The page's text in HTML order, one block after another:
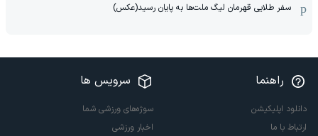
سفر طلایی قهرمان لیگ ملت‌ها به پایان رسید(عکس)
راهنما
دانلود اپلیکیشن
ارتباط با ما
سرویس ها
سوژه‌های ورزشی شما
اخبار ورزشی